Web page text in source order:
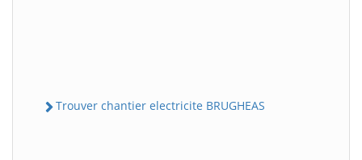
Trouver chantier electricite BRUGHEAS